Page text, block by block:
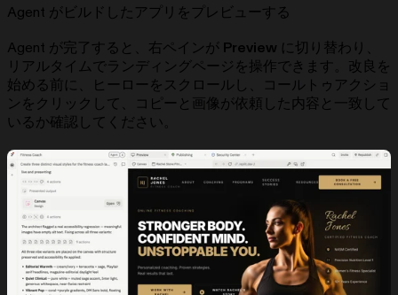
Agent がビルドしたアプリをプレビューする
Agent が完了すると、右ペインが Preview に切り替わり、
リアルタイムでランディングページを操作できます。改良を
始める前に、ヒーローをスクロールし、コールトゥアクショ
ンをクリックして、コピーと画像が依頼した内容と一致して
いるか確認してください。